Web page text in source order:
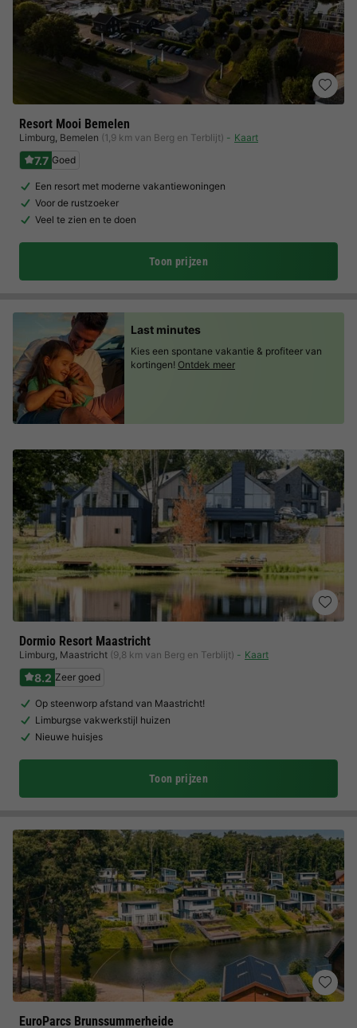
Resort Mooi Bemelen
Limburg, Bemelen (1,9 km van Berg en Terblijt) Kaart
7.7 Goed
Een resort met moderne vakantiewoningen
Voor de rustzoeker
Veel te zien en te doen
Toon prijzen
Dormio Resort Maastricht
Limburg, Maastricht (9,8 km van Berg en Terblijt) Kaart
8.2 Zeer goed
Op steenworp afstand van Maastricht!
Limburgse vakwerkstijl huizen
Nieuwe huisjes
Toon prijzen
EuroParcs Brunssummerheide
Last minutes
Kies een spontane vakantie & profiteer van
kortingen! Ontdek meer